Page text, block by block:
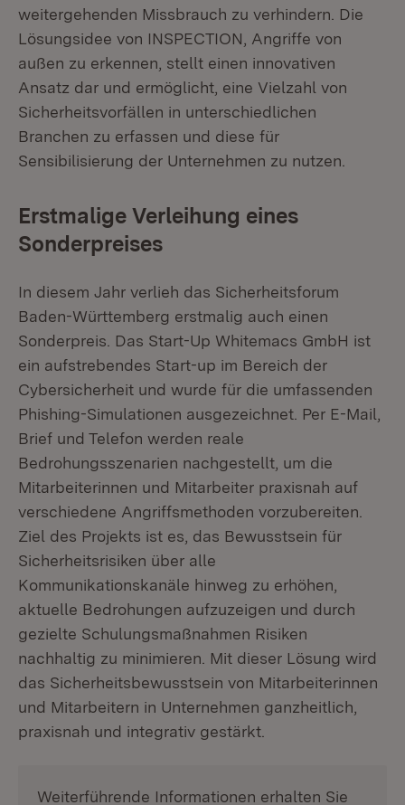
weitergehenden Missbrauch zu verhindern. Die
Lösungsidee von INSPECTION, Angriffe von
außen zu erkennen, stellt einen innovativen
Ansatz dar und ermöglicht, eine Vielzahl von
Sicherheitsvorfällen in unterschiedlichen
Branchen zu erfassen und diese für
Sensibilisierung der Unternehmen zu nutzen.
Erstmalige Verleihung eines
Sonderpreises
In diesem Jahr verlieh das Sicherheitsforum
Baden-Württemberg erstmalig auch einen
Sonderpreis. Das Start-Up Whitemacs GmbH ist
ein aufstrebendes Start-up im Bereich der
Cybersicherheit und wurde für die umfassenden
Phishing-Simulationen ausgezeichnet. Per E-Mail,
Brief und Telefon werden reale
Bedrohungsszenarien nachgestellt, um die
Mitarbeiterinnen und Mitarbeiter praxisnah auf
verschiedene Angriffsmethoden vorzubereiten.
Ziel des Projekts ist es, das Bewusstsein für
Sicherheitsrisiken über alle
Kommunikationskanäle hinweg zu erhöhen,
aktuelle Bedrohungen aufzuzeigen und durch
gezielte Schulungsmaßnahmen Risiken
nachhaltig zu minimieren. Mit dieser Lösung wird
das Sicherheitsbewusstsein von Mitarbeiterinnen
und Mitarbeitern in Unternehmen ganzheitlich,
praxisnah und integrativ gestärkt.
Weiterführende Informationen erhalten Sie